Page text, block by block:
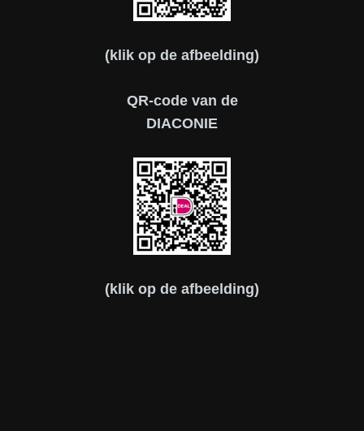
(klik op de afbeelding)
QR-code van de
DIACONIE
(klik op de afbeelding)